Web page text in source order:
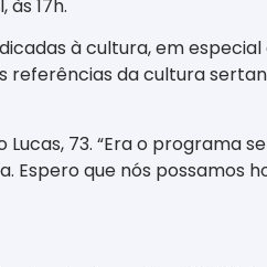
17h.
à cultura, em
referências da cultura
Lucas, 73. “Era o
Espero que nós possamos